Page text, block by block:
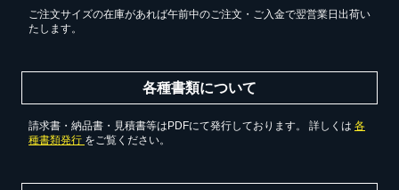
ご注文サイズの在庫があれば午前中のご注文・ご入金で翌営業日出荷い
たします。
各種書類について
請求書・納品書・見積書等はPDFにて発行しております。 詳しくは 各
種書類発行 をご覧ください。